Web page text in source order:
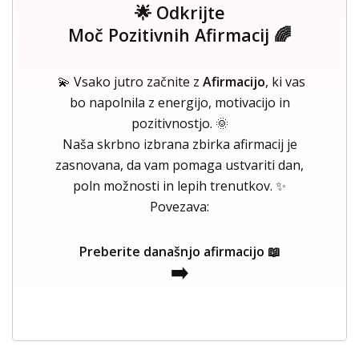
🌟 Odkrijte
Moč Pozitivnih Afirmacij 🌈
💫 Vsako jutro začnite z Afirmacijo, ki vas
bo napolnila z energijo, motivacijo in
pozitivnostjo. 🌞
Naša skrbno izbrana zbirka afirmacij je
zasnovana, da vam pomaga ustvariti dan,
poln možnosti in lepih trenutkov. ✨
Povezava:
Preberite današnjo afirmacijo 📖
➡️